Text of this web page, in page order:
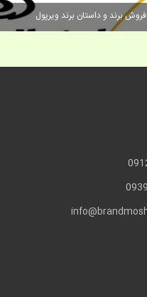
فروش برند و داستان برند ویرپول